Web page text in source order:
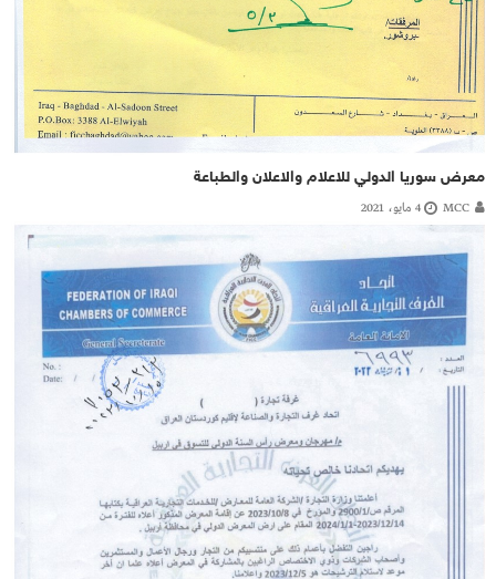
معرض سوريا الدولي للاعلام والاعلان والطباعة
MCC 4 مايو، 2021